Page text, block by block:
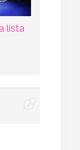
lista